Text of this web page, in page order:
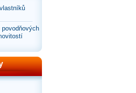
povodňových